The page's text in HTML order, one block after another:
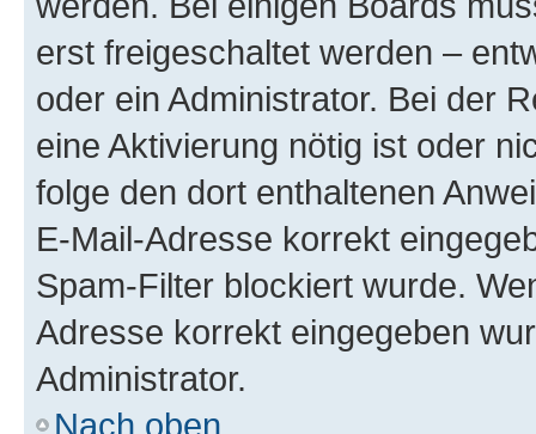
erst freigeschaltet werden –
oder ein Administrator. Bei der
eine Aktivierung nötig ist oder
folge den dort enthaltenen
E-Mail-Adresse korrekt
Spam-Filter blockiert wurde.
Adresse korrekt eingegeben
Administrator.
Nach oben